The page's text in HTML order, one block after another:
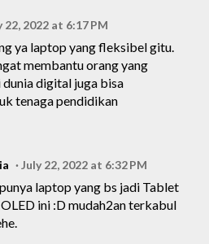
22, 2022 at 6:17 PM
ya laptop yang fleksibel gitu.
membantu orang yang
digital juga bisa
tenaga pendidikan
July 22, 2022 at 6:32 PM
laptop yang bs jadi Tablet
ini :D mudah2an terkabul